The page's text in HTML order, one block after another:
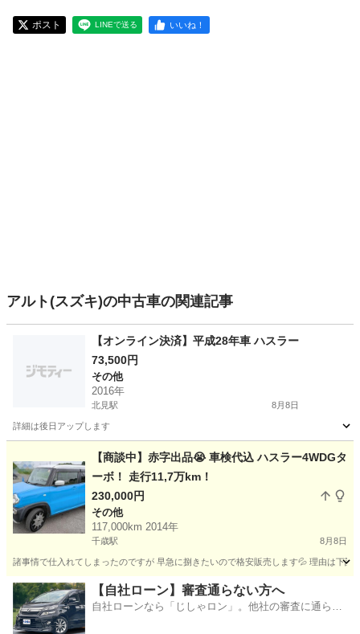
ポスト LINEで送る いいね！
アルト(スズキ)の中古車の関連記事
【オンライン決済】平成28年車 ハスラー
73,500円
その他
2016年
北見駅 8月8日
詳細は後日アップします
北見駅 その他 ハスラー
【商談中】赤字出品😭 車検代込 ハスラー4WDGタ
ーボ！ 走行11,7万km！
230,000円
その他
117,000km 2014年
千歳駅 8月8日
諸事情で仕入れてしまったのですが 早急に捌きたいので格安販売します💦 理由は下
北海道 千歳市 千歳駅 その他 ハスラー
【自社ローン】審査通らない方へ
自社ローンなら「じしゃロン」。他社の審査に通らな